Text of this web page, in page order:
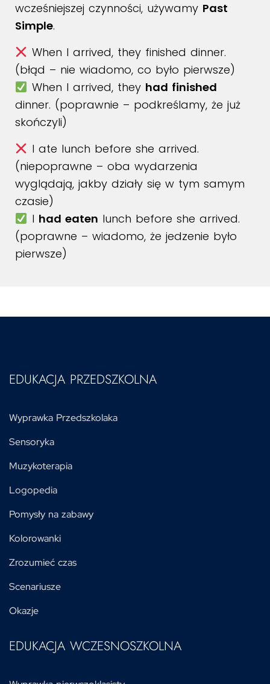
wcześniejszej czynności, używamy Past
Simple.
When I arrived, they finished dinner.
(błąd – nie wiadomo, co było pierwsze)
When I arrived, they had finished
dinner. (poprawnie – podkreślamy, że już
skończyli)
I ate lunch before she arrived.
(niepoprawne – oba wydarzenia
wyglądają, jakby działy się w tym samym
czasie)
I had eaten lunch before she arrived.
(poprawne – wiadomo, że jedzenie było
pierwsze)
EDUKACJA PRZEDSZKOLNA
Wyprawka Przedszkolaka
Sensoryka
Muzykoterapia
Logopedia
Pomysły na zabawy
Kolorowanki
Zrozumieć czas
Scenariusze
Okazje
EDUKACJA WCZESNOSZKOLNA